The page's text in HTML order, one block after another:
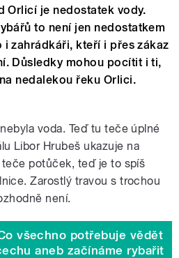
Orlicí je nedostatek vody.
to není jen nedostatkem
i zahrádkáři, kteří i přes zákaz
Důsledky mohou pocítit i ti,
nedalekou řeku Orlici.
voda. Teď tu teče úplné
Libor Hrubeš ukazuje na
potůček, teď je to spíš
Zarostlý travou s trochou
není.
všechno potřebuje vědět
aneb začínáme rybařit